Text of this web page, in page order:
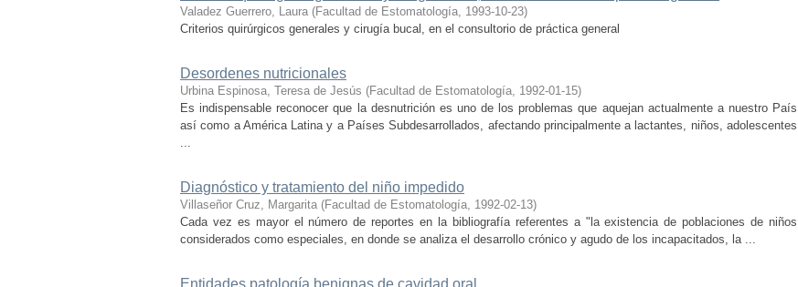
Valadez Guerrero, Laura (Facultad de Estomatología, 1993-10-23)
Criterios quirúrgicos generales y cirugía bucal, en el consultorio de práctica general
Desordenes nutricionales
Urbina Espinosa, Teresa de Jesús (Facultad de Estomatología, 1992-01-15)
Es indispensable reconocer que la desnutrición es uno de los problemas que aquejan actualmente a nuestro País
así como a América Latina y a Países Subdesarrollados, afectando principalmente a lactantes, niños, adolescentes
...
Diagnóstico y tratamiento del niño impedido
Villaseñor Cruz, Margarita (Facultad de Estomatología, 1992-02-13)
Cada vez es mayor el número de reportes en la bibliografía referentes a "la existencia de poblaciones de niños
considerados como especiales, en donde se analiza el desarrollo crónico y agudo de los incapacitados, la ...
Entidades patología benignas de cavidad oral